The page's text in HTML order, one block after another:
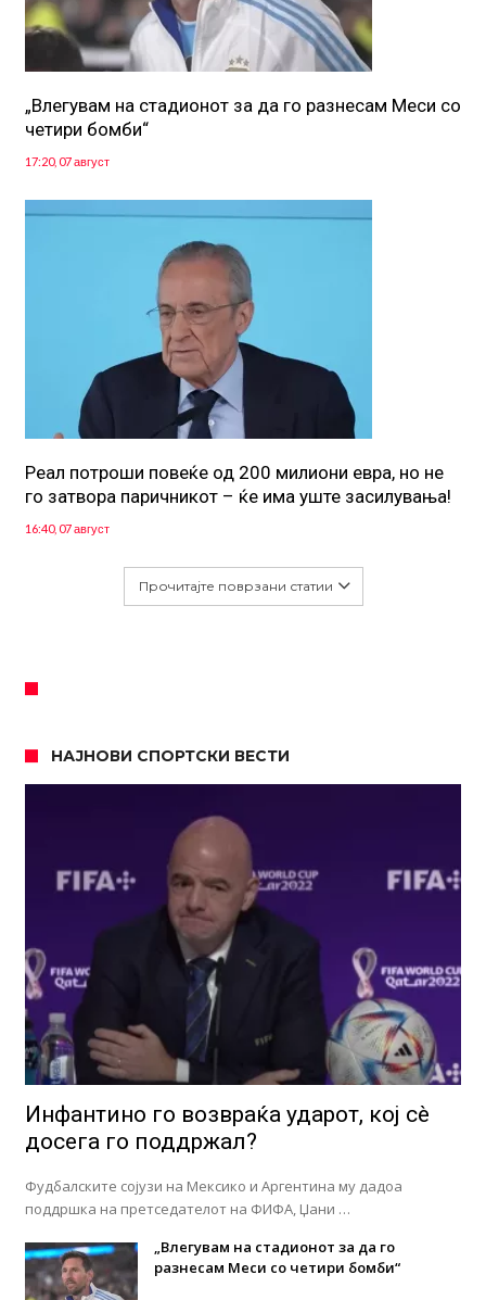
„Влегувам на стадионот за да го разнесам Меси со
четири бомби“
17:20, 07 август
Реал потроши повеќе од 200 милиони евра, но не
го затвора паричникот – ќе има уште засилувања!
16:40, 07 август
Прочитајте поврзани статии
НАЈНОВИ СПОРТСКИ ВЕСТИ
Инфантино го возвраќа ударот, кој сè
досега го поддржал?
Фудбалските сојузи на Мексико и Аргентина му дадоа
поддршка на претседателот на ФИФА, Џани …
„Влегувам на стадионот за да го
разнесам Меси со четири бомби“